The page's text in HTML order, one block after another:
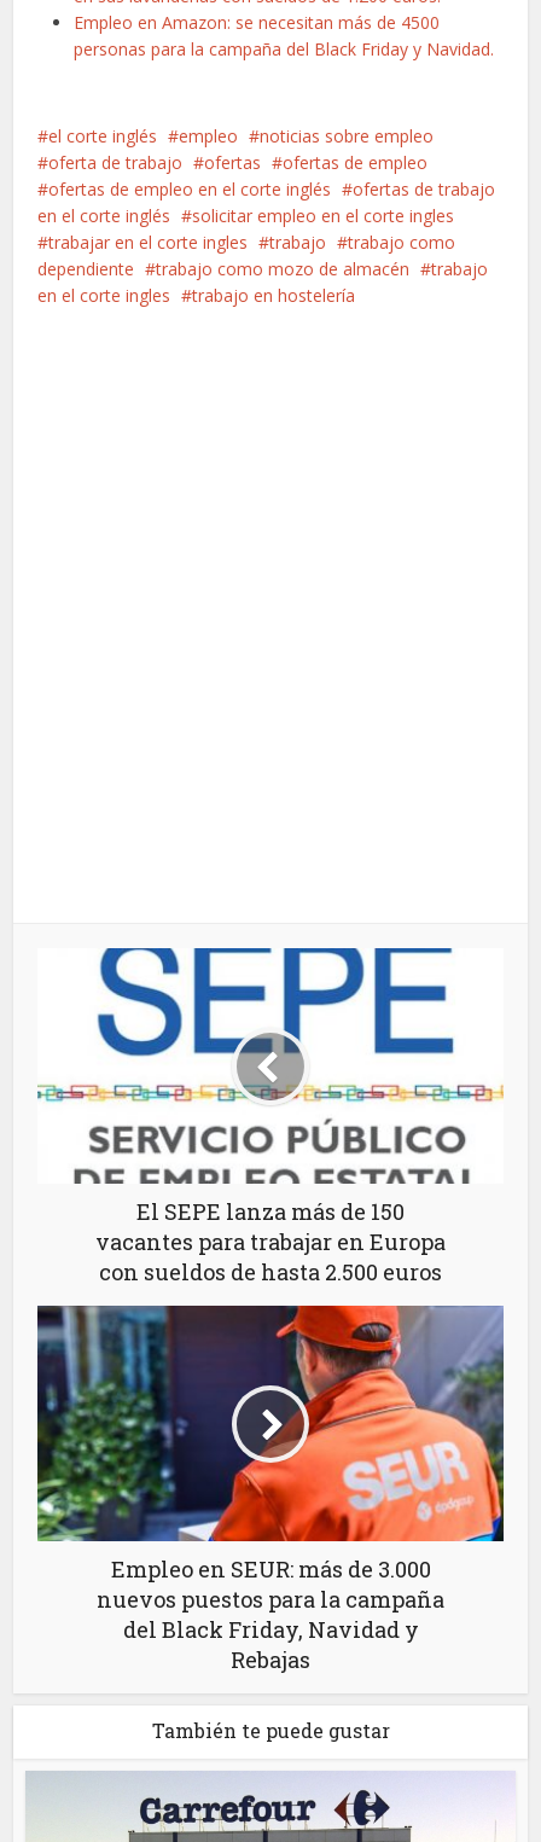
Empleo en Amazon: se necesitan más de 4500
personas para la campaña del Black Friday y Navidad.
el corte inglés empleo
noticias sobre empleo
oferta de trabajo
ofertas
ofertas de empleo
ofertas de empleo en el corte inglés
ofertas de trabajo
en el corte inglés
solicitar empleo en el corte ingles
trabajar en el corte ingles
trabajo
trabajo como
dependiente
trabajo como mozo de almacén
trabajo
en el corte ingles
trabajo en hostelería
El SEPE lanza más de 150
vacantes para trabajar en Europa
con sueldos de hasta 2.500 euros
Empleo en SEUR: más de 3.000
nuevos puestos para la campaña
del Black Friday, Navidad y
Rebajas
También te puede gustar